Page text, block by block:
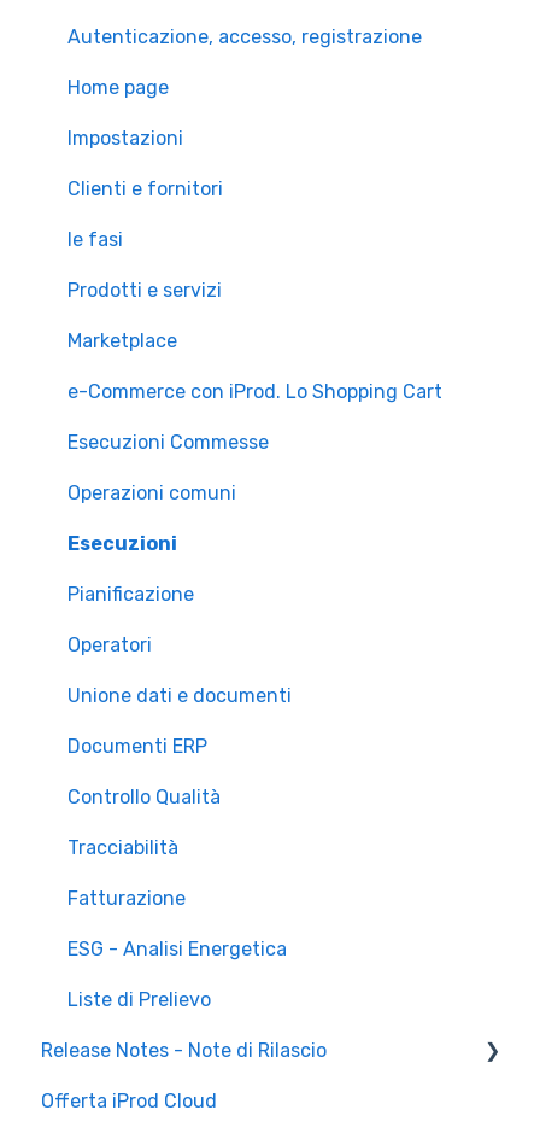
Autenticazione, accesso, registrazione
Home page
Impostazioni
Clienti e fornitori
le fasi
Prodotti e servizi
Marketplace
e-Commerce con iProd. Lo Shopping Cart
Esecuzioni Commesse
Operazioni comuni
Esecuzioni
Pianificazione
Operatori
Unione dati e documenti
Documenti ERP
Controllo Qualità
Tracciabilità
Fatturazione
ESG - Analisi Energetica
Liste di Prelievo
Release Notes - Note di Rilascio
iProd Cloud
Offerta iProd Cloud